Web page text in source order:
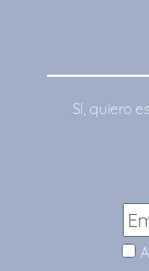
Sí, quiero